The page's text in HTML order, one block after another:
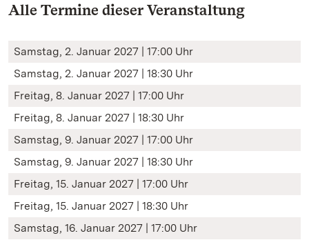
Alle Termine dieser Veranstaltung
Samstag, 2. Januar 2027 | 17:00 Uhr
Samstag, 2. Januar 2027 | 18:30 Uhr
Freitag, 8. Januar 2027 | 17:00 Uhr
Freitag, 8. Januar 2027 | 18:30 Uhr
Samstag, 9. Januar 2027 | 17:00 Uhr
Samstag, 9. Januar 2027 | 18:30 Uhr
Freitag, 15. Januar 2027 | 17:00 Uhr
Freitag, 15. Januar 2027 | 18:30 Uhr
Samstag, 16. Januar 2027 | 17:00 Uhr